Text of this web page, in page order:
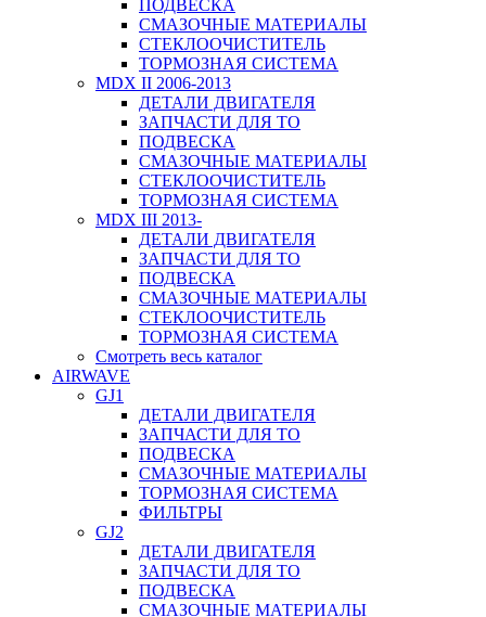
ПОДВЕСКА
СМАЗОЧНЫЕ МАТЕРИАЛЫ
СТЕКЛООЧИСТИТЕЛЬ
ТОРМОЗНАЯ СИСТЕМА
MDX II 2006-2013
ДЕТАЛИ ДВИГАТЕЛЯ
ЗАПЧАСТИ ДЛЯ ТО
ПОДВЕСКА
СМАЗОЧНЫЕ МАТЕРИАЛЫ
СТЕКЛООЧИСТИТЕЛЬ
ТОРМОЗНАЯ СИСТЕМА
MDX III 2013-
ДЕТАЛИ ДВИГАТЕЛЯ
ЗАПЧАСТИ ДЛЯ ТО
ПОДВЕСКА
СМАЗОЧНЫЕ МАТЕРИАЛЫ
СТЕКЛООЧИСТИТЕЛЬ
ТОРМОЗНАЯ СИСТЕМА
Смотреть весь каталог
AIRWAVE
GJ1
ДЕТАЛИ ДВИГАТЕЛЯ
ЗАПЧАСТИ ДЛЯ ТО
ПОДВЕСКА
СМАЗОЧНЫЕ МАТЕРИАЛЫ
ТОРМОЗНАЯ СИСТЕМА
ФИЛЬТРЫ
GJ2
ДЕТАЛИ ДВИГАТЕЛЯ
ЗАПЧАСТИ ДЛЯ ТО
ПОДВЕСКА
СМАЗОЧНЫЕ МАТЕРИАЛЫ